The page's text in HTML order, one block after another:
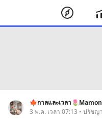
🍁กาลและเวลา
3 พ.ค. เวลา 07:13 • ปรัชญา